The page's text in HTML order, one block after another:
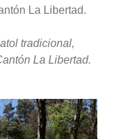
La Libertad.
tradicional,
La Libertad.